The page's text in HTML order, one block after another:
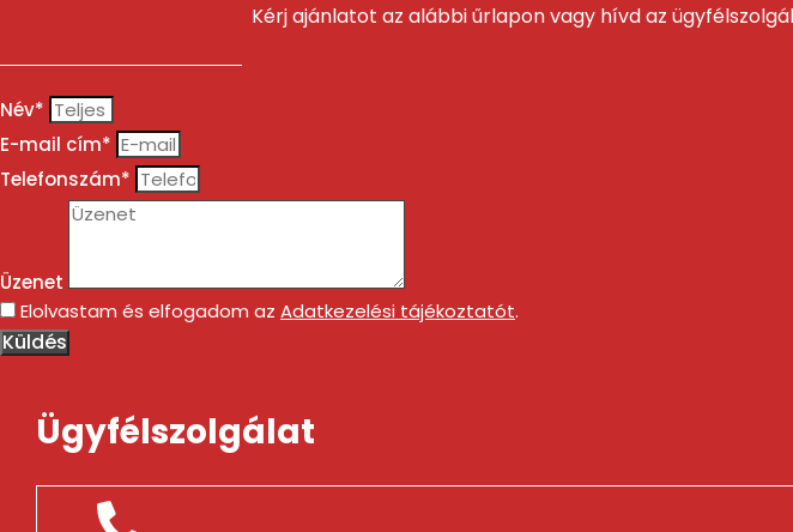
Kérj ajánlatot az alábbi űrlapon vagy hívd az
Név*
E-mail cím*
Telefonszám*
Üzenet
Elolvastam és elfogadom az Adatkezelési tájékoztatót.
Küldés
Ügyfélszolgálat